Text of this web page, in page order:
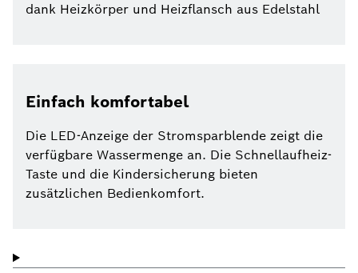
dank Heizkörper und Heizflansch aus Edelstahl
Einfach komfortabel
Die LED-Anzeige der Stromsparblende zeigt die
verfügbare Wassermenge an. Die Schnellaufheiz-
Taste und die Kindersicherung bieten
zusätzlichen Bedienkomfort.